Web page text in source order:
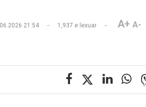
21:54 1,937 e lexuar A+ A-